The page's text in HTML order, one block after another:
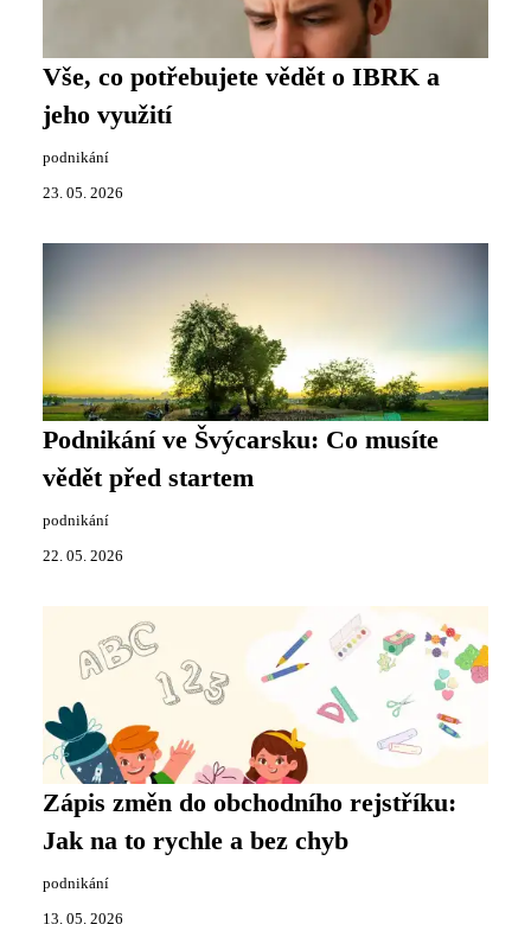
Vše, co potřebujete vědět o IBRK a
jeho využití
podnikání
23. 05. 2026
Podnikání ve Švýcarsku: Co musíte
vědět před startem
podnikání
22. 05. 2026
Zápis změn do obchodního rejstříku:
Jak na to rychle a bez chyb
podnikání
13. 05. 2026